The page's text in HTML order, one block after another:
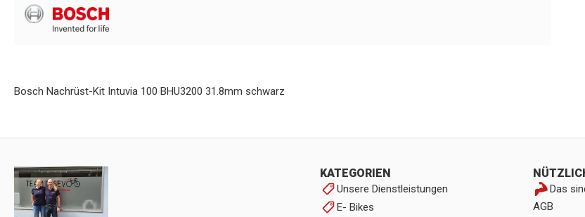
Bosch Nachrüst-Kit Intuvia 100 BHU3200 31.8mm schwarz
KATEGORIEN
Unsere Dienstleistungen
E- Bikes
Das
AGB